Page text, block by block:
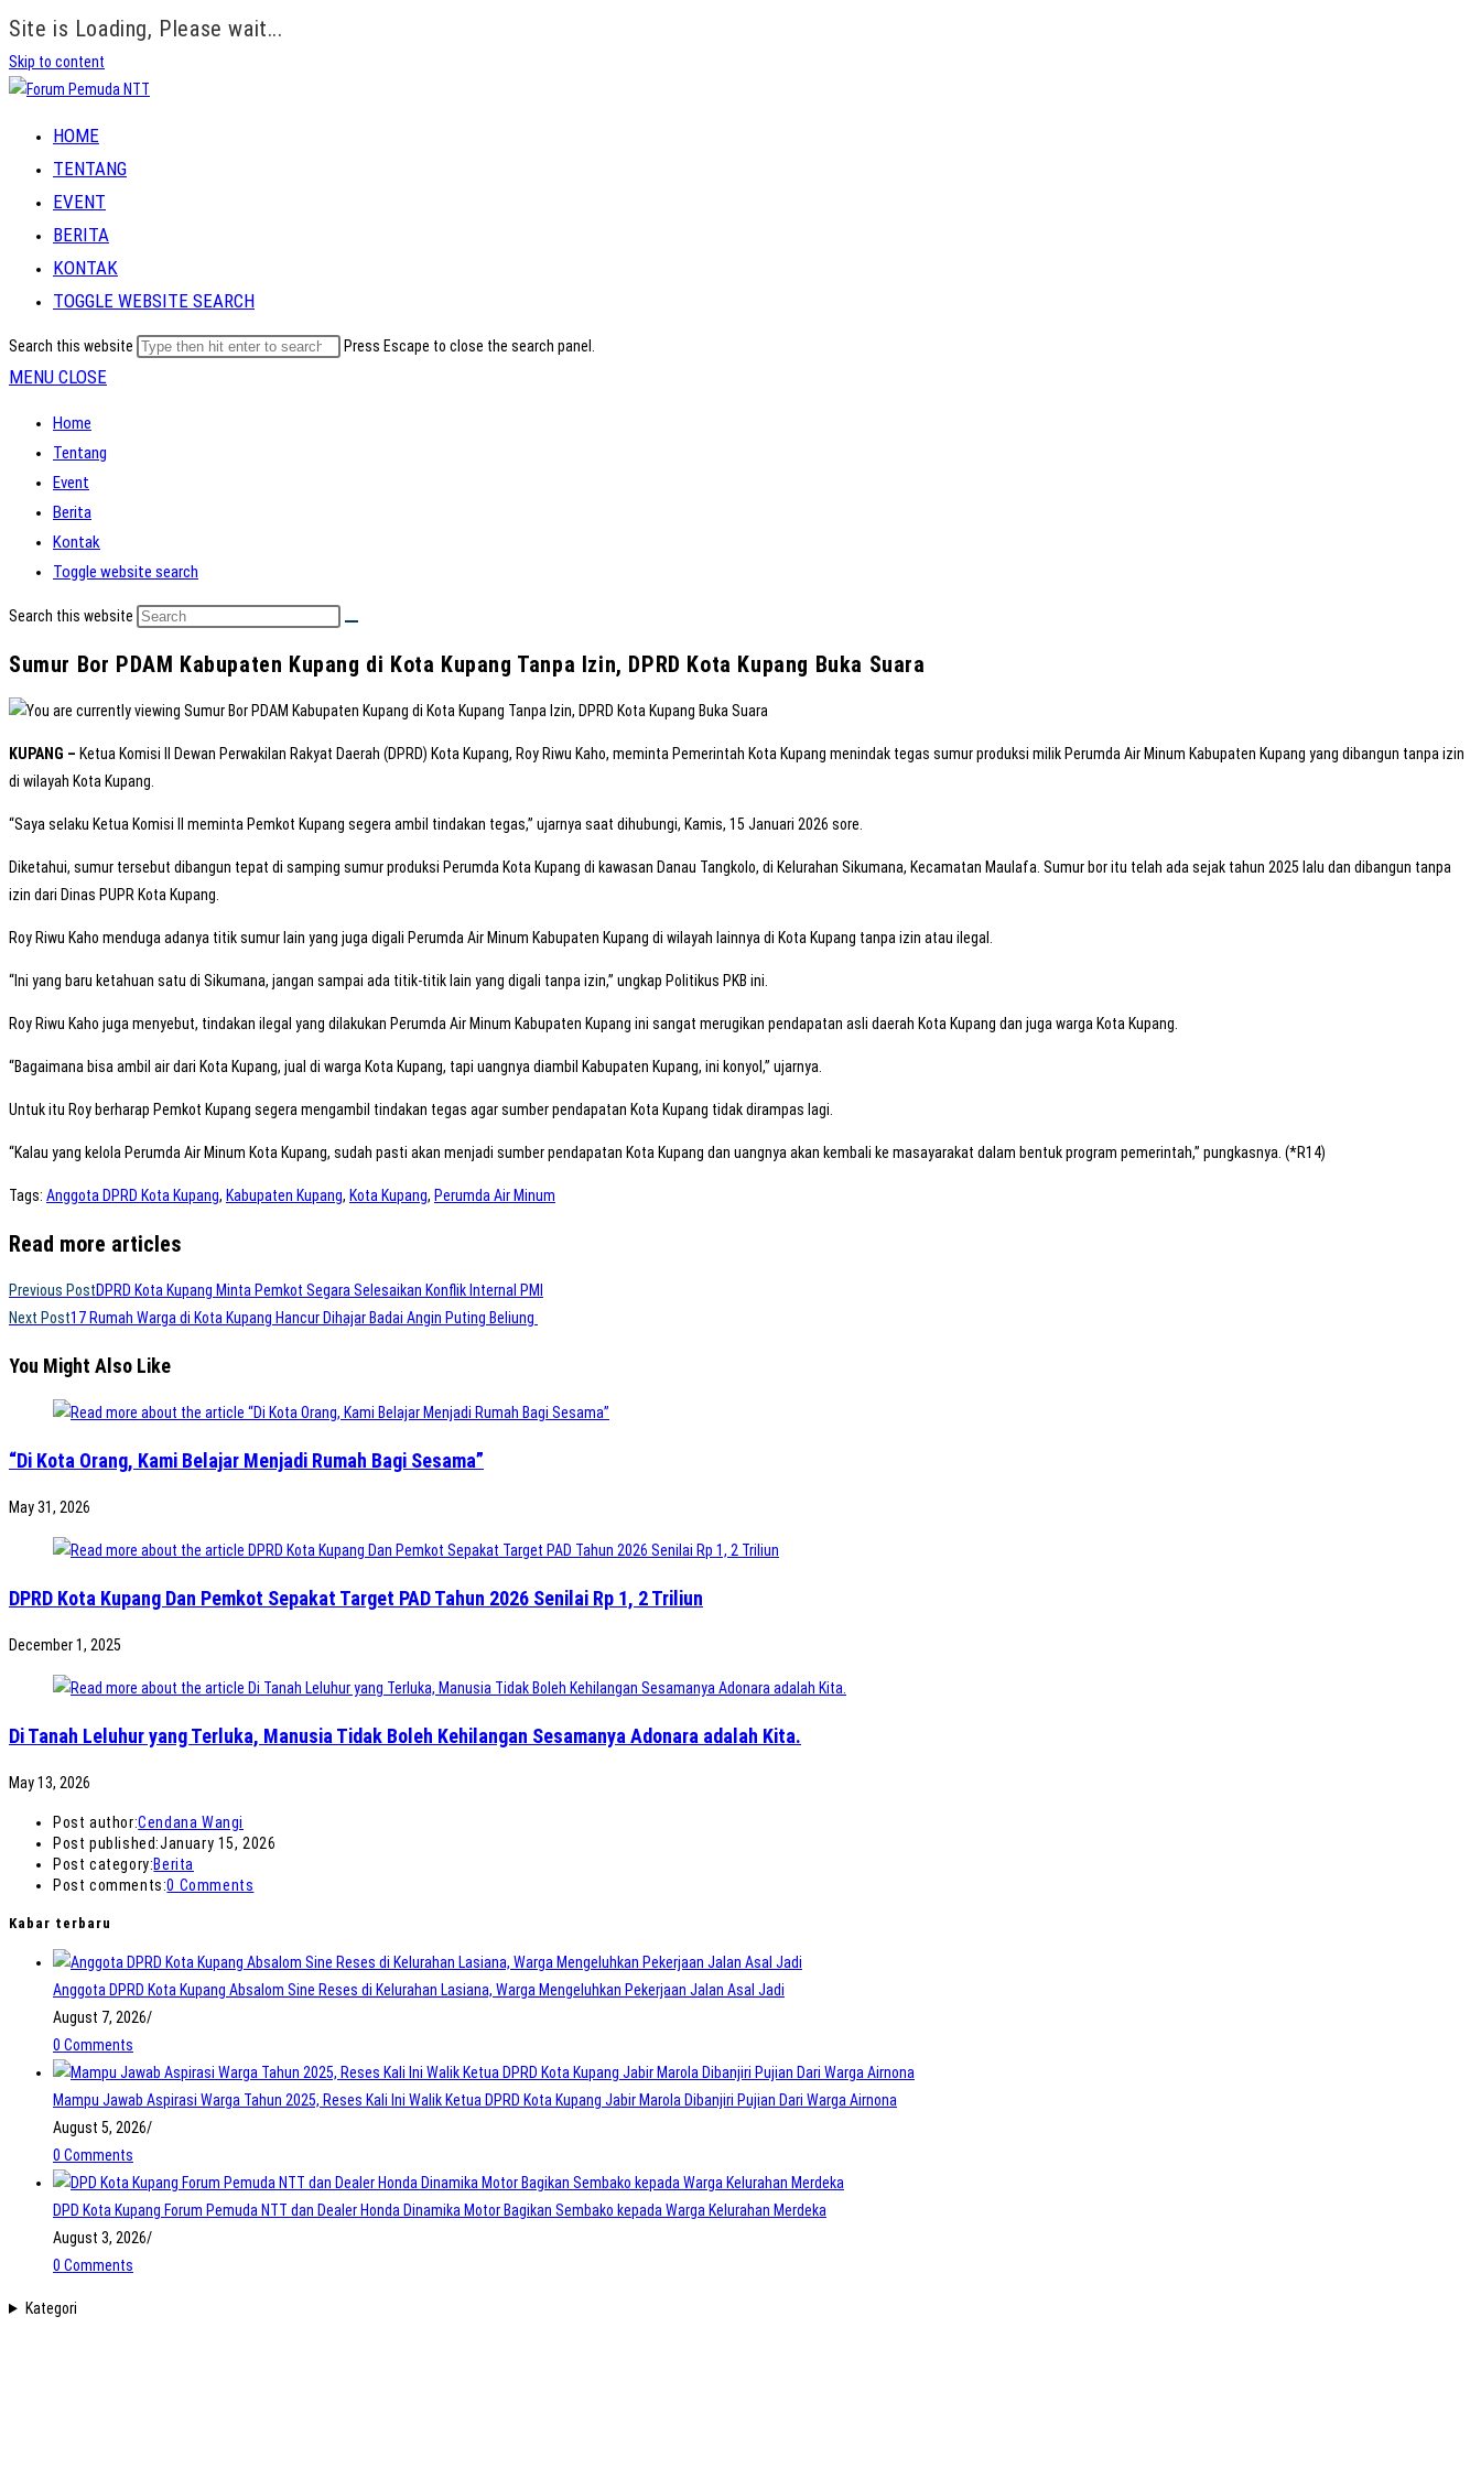
Site is Loading, Please wait...
Skip to content
HOME
TENTANG
EVENT
BERITA
KONTAK
TOGGLE WEBSITE SEARCH
Search this website Press Escape to close the search panel.
MENU CLOSE
Home
Tentang
Event
Berita
Kontak
Toggle website search
Search this website
Sumur Bor PDAM Kabupaten Kupang di Kota Kupang Tanpa Izin, DPRD Kota Kupang Buka Suara
KUPANG – Ketua Komisi II Dewan Perwakilan Rakyat Daerah (DPRD) Kota Kupang, Roy Riwu Kaho, meminta Pemerintah Kota Kupang menindak tegas sumur produksi milik Perumda Air Minum Kabupaten Kupang yang dibangun tanpa izin
di wilayah Kota Kupang.
“Saya selaku Ketua Komisi II meminta Pemkot Kupang segera ambil tindakan tegas,” ujarnya saat dihubungi, Kamis, 15 Januari 2026 sore.
Diketahui, sumur tersebut dibangun tepat di samping sumur produksi Perumda Kota Kupang di kawasan Danau Tangkolo, di Kelurahan Sikumana, Kecamatan Maulafa. Sumur bor itu telah ada sejak tahun 2025 lalu dan dibangun tanpa
izin dari Dinas PUPR Kota Kupang.
Roy Riwu Kaho menduga adanya titik sumur lain yang juga digali Perumda Air Minum Kabupaten Kupang di wilayah lainnya di Kota Kupang tanpa izin atau ilegal.
“Ini yang baru ketahuan satu di Sikumana, jangan sampai ada titik-titik lain yang digali tanpa izin,” ungkap Politikus PKB ini.
Roy Riwu Kaho juga menyebut, tindakan ilegal yang dilakukan Perumda Air Minum Kabupaten Kupang ini sangat merugikan pendapatan asli daerah Kota Kupang dan juga warga Kota Kupang.
“Bagaimana bisa ambil air dari Kota Kupang, jual di warga Kota Kupang, tapi uangnya diambil Kabupaten Kupang, ini konyol,” ujarnya.
Untuk itu Roy berharap Pemkot Kupang segera mengambil tindakan tegas agar sumber pendapatan Kota Kupang tidak dirampas lagi.
“Kalau yang kelola Perumda Air Minum Kota Kupang, sudah pasti akan menjadi sumber pendapatan Kota Kupang dan uangnya akan kembali ke masayarakat dalam bentuk program pemerintah,” pungkasnya. (*R14)
Tags: Anggota DPRD Kota Kupang, Kabupaten Kupang, Kota Kupang, Perumda Air Minum
Read more articles
Previous PostDPRD Kota Kupang Minta Pemkot Segara Selesaikan Konflik Internal PMI
Next Post17 Rumah Warga di Kota Kupang Hancur Dihajar Badai Angin Puting Beliung
You Might Also Like
“Di Kota Orang, Kami Belajar Menjadi Rumah Bagi Sesama”
May 31, 2026
DPRD Kota Kupang Dan Pemkot Sepakat Target PAD Tahun 2026 Senilai Rp 1, 2 Triliun
December 1, 2025
Di Tanah Leluhur yang Terluka, Manusia Tidak Boleh Kehilangan Sesamanya Adonara adalah Kita.
May 13, 2026
Post author:Cendana Wangi
Post published:January 15, 2026
Post category:Berita
Post comments:0 Comments
Kabar terbaru
Anggota DPRD Kota Kupang Absalom Sine Reses di Kelurahan Lasiana, Warga Mengeluhkan Pekerjaan Jalan Asal Jadi
August 7, 2026/
0 Comments
Mampu Jawab Aspirasi Warga Tahun 2025, Reses Kali Ini Walik Ketua DPRD Kota Kupang Jabir Marola Dibanjiri Pujian Dari Warga Airnona
August 5, 2026/
0 Comments
DPD Kota Kupang Forum Pemuda NTT dan Dealer Honda Dinamika Motor Bagikan Sembako kepada Warga Kelurahan Merdeka
August 3, 2026/
0 Comments
Kategori